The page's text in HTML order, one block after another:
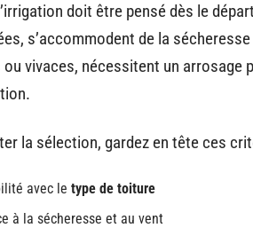
doit être pensé dès le
s’accommodent de la
ou vivaces, nécessitent un
la sélection, gardez en tête ces
avec le type de toiture
à la sécheresse et au vent